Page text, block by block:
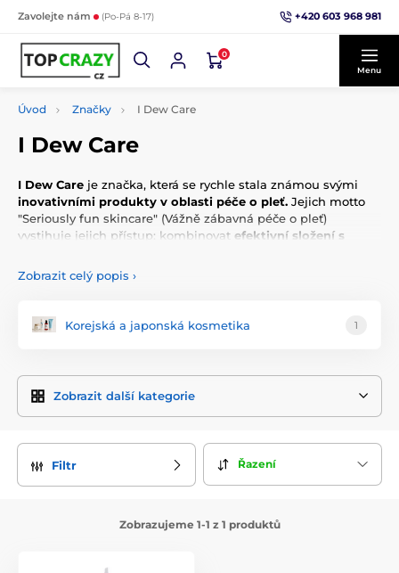
Zavolejte nám (Po-Pá 8-17) +420 603 968 981
0
Menu
Úvod Značky I Dew Care
I Dew Care
I Dew Care je značka, která se rychle stala známou svými
inovativními produkty v oblasti péče o pleť. Jejich motto
"Seriously fun skincare" (Vážně zábavná péče o pleť)
vystihuje jejich přístup: kombinovat efektivní složení s
která
čerpá z bohaté tradice korejské kosmetiky, se
zaměřuje na vytváření produktů, které nejenže jsou
péče o pleť.
I Dew Care je značka, která přinášíinovace a zábavu do
účinné, ale také přinášejí radost z jejich používání, se I Dew
Care stala oblíbenou volbou pro mnoho zákazníků po celém
světě. Ať už hledáte produkty pro hydrataci, ošetření
rutině rozesměje, I Dew Care má pro vás řešení.
Zobrazit celý popis ›
Korejská a japonská kosmetika 1
Zobrazit další kategorie
Filtr Řazení
Zobrazujeme 1-1 z 1 produktů